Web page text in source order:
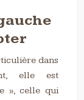
dans
elle est
», celle qui